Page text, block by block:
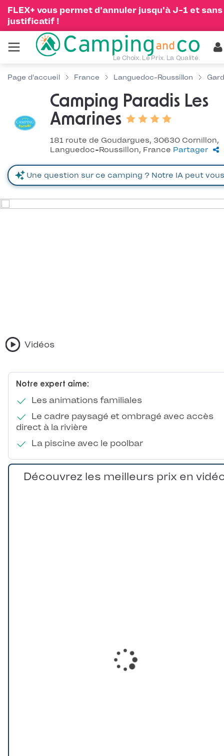
FLEX+ vous permet d'annuler jusqu'à J-1 et sans
justificatif !
Le Choix. Le Prix. La Qualité.
Page d'accueil France Languedoc-Roussillon Gard
Camping Paradis Les
Amarines
181 route de Goudargues, 30630 Cornillon,
Languedoc-Roussillon, France Partager
Notre expert aime:
Les animations familiales
Le cadre paysagé et ombragé avec accès
direct à la rivière
La piscine avec le poolbar
Vidéos
Découvrez les meilleurs prix en